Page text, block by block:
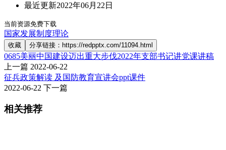
最近更新2022年06月22日
当前资源免费下载
国家发展制度理论
收藏 分享链接：https://redpptx.com/11094.html
0685美丽中国建设迈出重大步伐2022年支部书记讲党课讲稿
上一篇 2022-06-22
征兵政策解读 及国防教育宣讲会ppt课件
2022-06-22 下一篇
相关推荐